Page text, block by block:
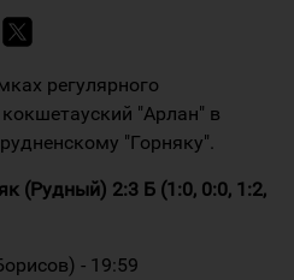
регулярного
"Арлан" в
"Горняку".
(Рудный) 2:3 Б (1:0, 0:0, 1:2,
- 19:59